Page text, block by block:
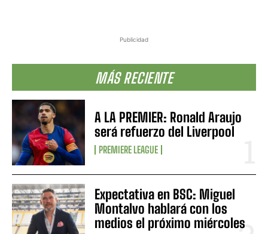
Publicidad
MÁS RECIENTE
A LA PREMIER: Ronald Araujo
será refuerzo del Liverpool
PREMIERE LEAGUE
Expectativa en BSC: Miguel
Montalvo hablará con los
medios el próximo miércoles